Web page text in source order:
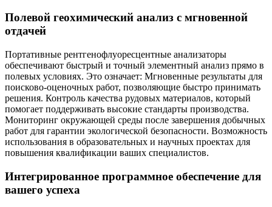
Полевой геохимический анализ с мгновенной
отдачей
Портативные рентгенофлуоресцентные анализаторы
обеспечивают быстрый и точный элементный анализ прямо в
полевых условиях. Это означает: Мгновенные результаты для
поисково-оценочных работ, позволяющие быстро принимать
решения. Контроль качества рудовых материалов, который
помогает поддерживать высокие стандарты производства.
Мониторинг окружающей среды после завершения добычных
работ для гарантии экологической безопасности. Возможность
использования в образовательных и научных проектах для
повышения квалификации ваших специалистов.
Интегрированное программное обеспечение для
вашего успеха